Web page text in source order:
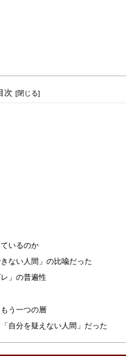
次
いるのか
ない人間」の比喩だった
」の普遍性
う一つの層
自分を疑えない人間」だった